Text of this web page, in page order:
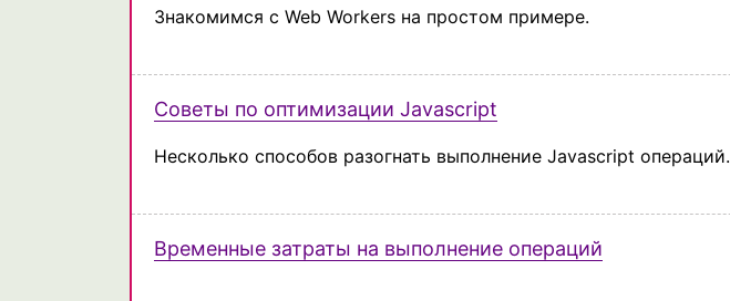
Знакомимся с Web Workers на простом примере.
Советы по оптимизации Javascript
Несколько способов разогнать выполнение Javascript операций.
Временные затраты на выполнение операций